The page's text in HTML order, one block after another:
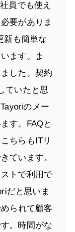
員でも使え
要がありま
新も簡単な
ます。ま
した。契約
ていたと思
のメー
す。FAQと
ちらもITリ
ています。
トで利用で
だと思いま
られて顧客
。時間がな